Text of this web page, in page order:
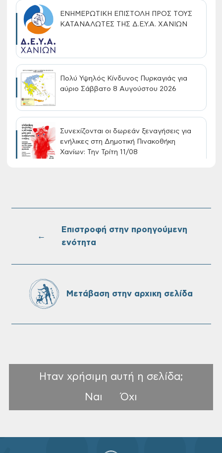
ΕΝΗΜΕΡΩΤΙΚΗ ΕΠΙΣΤΟΛΗ ΠΡΟΣ ΤΟΥΣ
ΚΑΤΑΝΑΛΩΤΕΣ ΤΗΣ Δ.Ε.Υ.Α. ΧΑΝΙΩΝ
Πολύ Υψηλός Κίνδυνος Πυρκαγιάς για
αύριο Σάββατο 8 Αυγούστου 2026
Συνεχίζονται οι δωρεάν ξεναγήσεις για
ενήλικες στη Δημοτική Πινακοθήκη
Χανίων: Την Τρίτη 11/08
Τακτική συνεδρίαση Δημοτικής Επιτροπής
←
Επιστροφή στην προηγούμενη
ενότητα
Μετάβαση στην αρχικη σελίδα
Ηταν χρήσιμη αυτή η σελίδα;
Ναι
Όχι